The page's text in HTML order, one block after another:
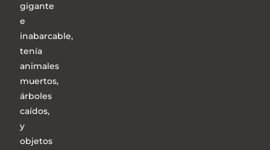
gigante
e
inabarcable,
tenía
animales
muertos,
árboles
caídos,
y
objetos